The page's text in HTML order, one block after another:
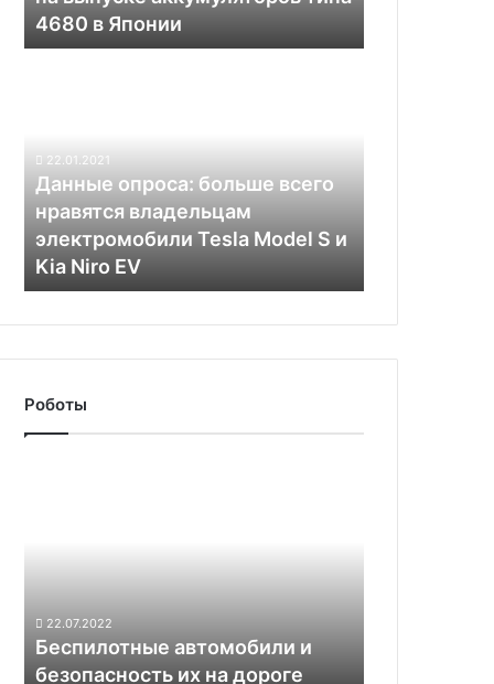
типа
4680
4680 в Японии
владельцам
электромобили
Tesla
Model
и
EV
22.01.2021
Данные опроса: больше всего
нравятся владельцам
электромобили Tesla Model S и
Kia Niro EV
Роботы
22.07.2022
Беспилотные автомобили и
безопасность их на дороге